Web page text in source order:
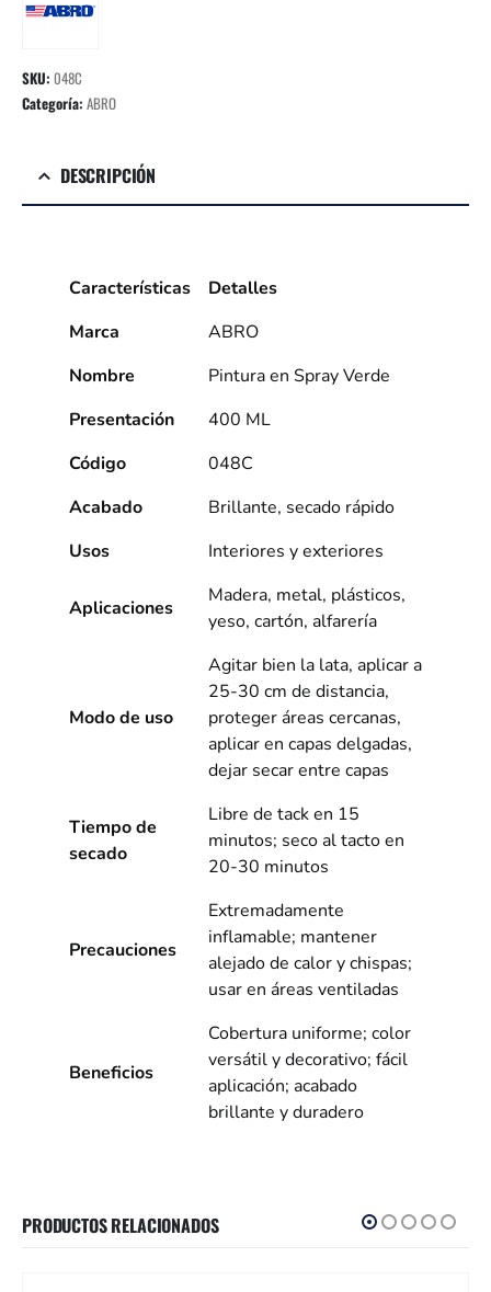
SKU:048C
Categoría:ABRO
DESCRIPCIÓN
Características
Detalles
Marca
ABRO
Nombre
Pintura en Spray Verde
Presentación
400 ML
Código
048C
Acabado
Brillante, secado rápido
Usos
Interiores y exteriores
Aplicaciones
Madera, metal, plásticos,
yeso, cartón, alfarería
Modo de uso
Agitar bien la lata, aplicar a
25-30 cm de distancia,
proteger áreas cercanas,
aplicar en capas delgadas,
dejar secar entre capas
Tiempo de
secado
Libre de tack en 15
minutos; seco al tacto en
20-30 minutos
Precauciones
Extremadamente
inflamable; mantener
alejado de calor y chispas;
usar en áreas ventiladas
Beneficios
Cobertura uniforme; color
versátil y decorativo; fácil
aplicación; acabado
brillante y duradero
PRODUCTOS RELACIONADOS